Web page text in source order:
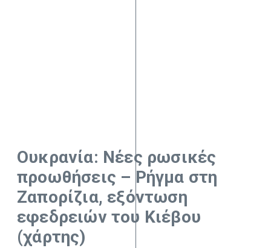
Ουκρανία: Νέες ρωσικές
προωθήσεις – Ρήγμα στη
Ζαπορίζια, εξόντωση
εφεδρειών του Κιέβου
(χάρτης)